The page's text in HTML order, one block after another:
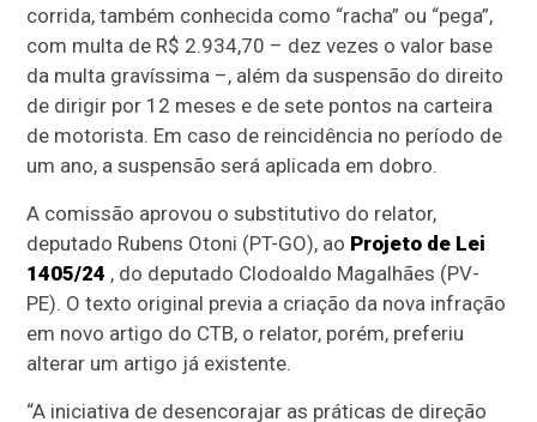
corrida, também conhecida como “racha” ou “pega”,
com multa de R$ 2.934,70 – dez vezes o valor base
da multa gravíssima –, além da suspensão do direito
de dirigir por 12 meses e de sete pontos na carteira
de motorista. Em caso de reincidência no período de
um ano, a suspensão será aplicada em dobro.
A comissão aprovou osubstitutivo do relator,
deputado Rubens Otoni (PT-GO), ao Projeto de Lei
1405/24 , do deputado Clodoaldo Magalhães (PV-
PE). O texto original previa a criação da nova infração
em novo artigo do CTB, o relator, porém, preferiu
alterar um artigo já existente.
“A iniciativa de desencorajar as práticas de direção